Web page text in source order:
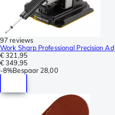
97 reviews
Work Sharp Professional Precision
€ 321,95
€ 349,95
-8%Bespaar 28,00